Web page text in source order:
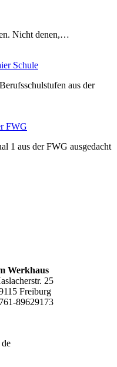
Nicht denen,…
Schule
aus der
FWG
1 aus der FWG ausgedacht
Werkhaus
25
Freiburg
89629173
de